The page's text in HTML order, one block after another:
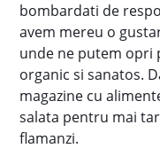
bombardati de
avem mereu o
unde ne putem opri
organic si sanatos.
magazine cu
salata pentru mai
flamanzi.